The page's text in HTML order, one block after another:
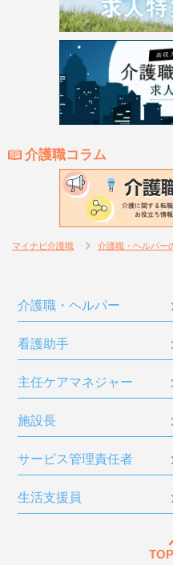
介護職コラム
マイナビ介護職 介護職・ヘルパー
介護職・ヘルパー
看護助手
主任ケアマネジャー
施設長
サービス管理責任者
生活支援員